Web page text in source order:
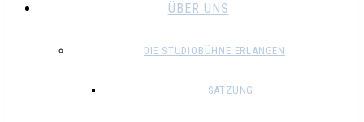
ÜBER UNS
DIE STUDIOBÜHNE ERLANGEN
SATZUNG